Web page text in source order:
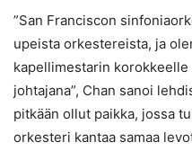
”San Franciscon
upeista orkestereista, ja
kapellimestarin
johtajana”, Chan sanoi
pitkään ollut paikka, jossa
orkesteri kantaa samaa